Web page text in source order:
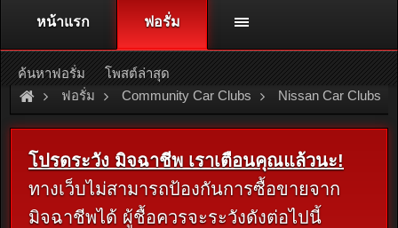
ติดต่อลงโฆษณา racingweb@gmail.comหรือโทร. 081-811-1138
หรืออ่านรายละเอียดเพิ่มเติม คลิกที่นี่
ฟอรั่ม Community Car Clubs Nissan Car Clubs
[For Sale]Nissan QUARTZ / แตรไฟฟ้า NISSAN / เก๊ะช่องวา
โปรดระวัง มิจฉาชีพ เราเตือนคุณแล้วนะ!
ทางเว็บไม่สามารถป้องกันการซื้อขายจาก
มิจฉาชีพได้ ผู้ชื้อควรจะระวังดังต่อไปนี้
หน้าแรก ฟอรั่ม
ค้นหาฟอรั่ม โพสต์ล่าสุด